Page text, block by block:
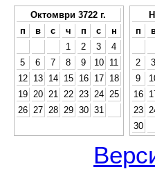
Октомври 3722 г.
п
в с ч п с
н
1
2 3
4
5
6 7 8 9 10
11
12
13 14 15 16 17
18
19
20 21 22 23 24
25
26
27 28 29 30 31
п
2
3
9
16
23
30